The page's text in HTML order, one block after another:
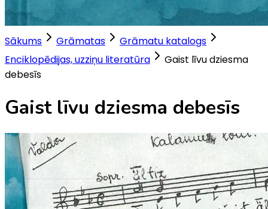
Sākums Grāmatas
Grāmatu katalogs
Enciklopēdijas, uzziņu literatūra
Gaist līvu dziesma
debesīs
Gaist līvu dziesma debesīs